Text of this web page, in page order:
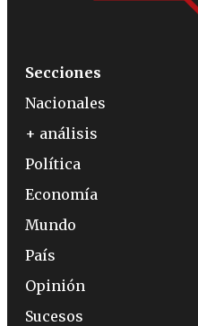
Secciones
Nacionales
+ análisis
Política
Economía
Mundo
País
Opinión
Sucesos